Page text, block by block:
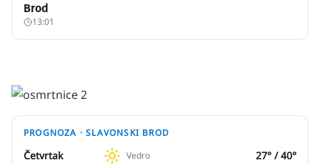
Brod
13:01
PROGNOZA ·SLAVONSKI BROD
Četvrtak Vedro 27° /40°